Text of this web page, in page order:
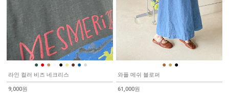
● ● ● ● ● ● ● ●
라인 컬러 비즈 네크리스
9,000원
● ● ●
와플 메쉬 블로퍼
61,000원